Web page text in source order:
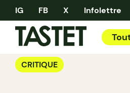
IG FB X Infolettre
CRITIQUE